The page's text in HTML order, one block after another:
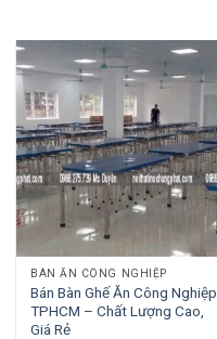
BÀN ĂN CÔNG NGHIỆP
Bán Bàn Ghế Ăn Công Nghiệp
TPHCM – Chất Lượng Cao,
Giá Rẻ